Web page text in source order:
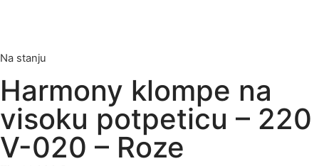
Na stanju
Harmony klompe na
visoku potpeticu – 220
V-020 – Roze